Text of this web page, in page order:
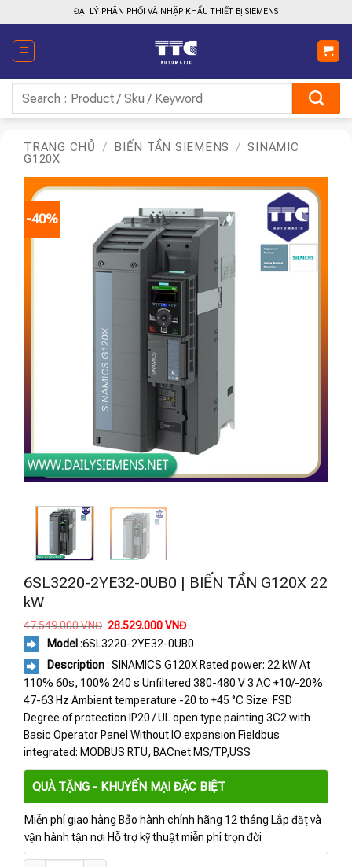
qua
nội
dung
ĐẠI LÝ PHÂN PHỐI VÀ NHẬP KHẨU THIẾT BỊ SIEMENS
kiếm:
TRANG CHỦ / BIẾN TẦN SIEMENS / SINAMIC
G120X
-40%
6SL3220-2YE32-0UB0 | BIẾN TẦN G120X 22
kW
47.549.000VNĐ Giá
là:
47.549.000 VNĐ.
28.529.000VNĐGiá
tại
là:
28.529.000 VNĐ.
Model :6SL3220-2YE32-0UB0
Description: SINAMICS G120X Rated power: 22 kW At
110% 60s, 100% 240 s Unfiltered 380-480 V 3 AC +10/-20%
47-63 Hz Ambient temperature -20 to +45 °C Size: FSD
Degree of protection IP20 / UL open type painting 3C2 with
Basic Operator Panel Without IO expansion Fieldbus
integrated: MODBUS RTU, BACnet MS/TP,USS
QUÀ TẶNG - KHUYẾN MẠI ĐẶC BIỆT
Miễn phí giao hàng Bảo hành chính hãng 12 tháng Lắp đặt và
vận hành tận nơi Hỗ trợ kỹ thuật miễn phí trọn đời